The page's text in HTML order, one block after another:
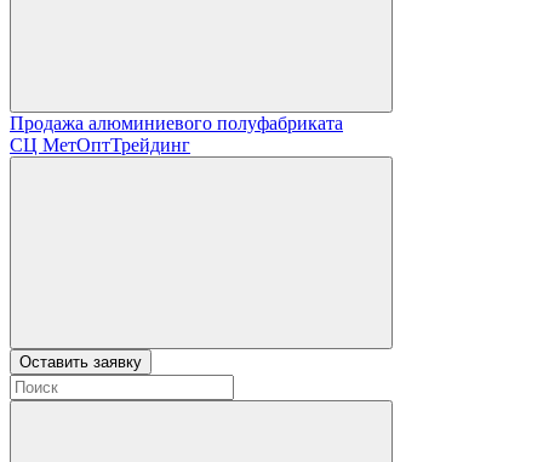
Продажа алюминиевого полуфабриката
СЦ МетОптТрейдинг
Оставить заявку